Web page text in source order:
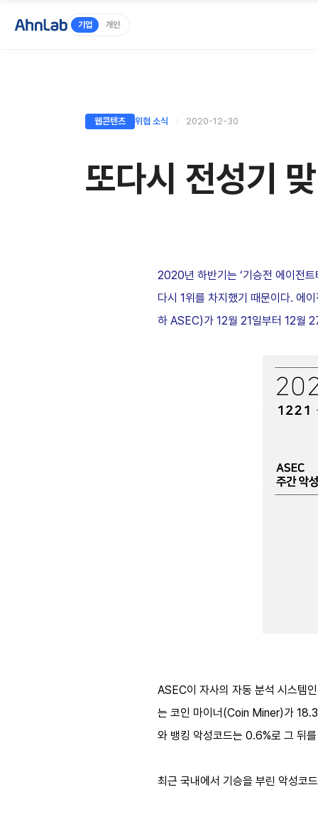
기업 개인
웹콘텐츠 위협 소식 2020-12-30
또다시 전성기
2020년 하반기는 ‘기승전 에이전
다시 1위를 차지했기 때문이다. 에
하 ASEC)가 12월 21일부터 12월
ASEC이 자사의 자동 분석 시스템
는 코인 마이너(Coin Miner)가
와 뱅킹 악성코드는 0.6%로 그 뒤
최근 국내에서 기승을 부린 악성코